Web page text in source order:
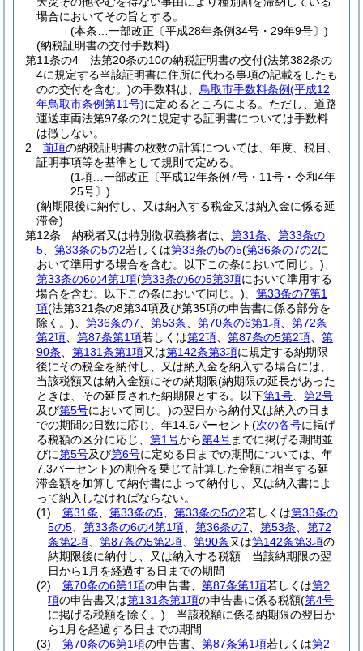
場合においてその旨とする。
(本条…一部改正〔平成28年条例34号・29年9号〕)
(納税証明書の交付手数料)
第11条の4
法第20条の10の納税証明書の交付(法第382条の
4に規定する当該証明書に住所に代わる事項の記載をしたも
のの交付を含む。)の手数料は、 鳥取市手数料条例(平成12
年鳥取市条例第11号)に定めるところによる。 ただし、道路
運送車両法第97条の2に規定する証明書については手数料
は徴しない。
2
前項の納税証明書の枚数の計算については、年度、税目、
証明事項等を基準として規則で定める。
(1項…一部改正〔平成12年条例7号・11号・令和4年
25号〕)
(納期限後に納付し、又は納入する税金又は納入金に係る延
滞金)
第12条
納税者又は特別徴収義務者は、 第31条
第33条の
5
第33条の5の2若しくは第33条の5の5(第36条の7の2に
おいて準用する場合を含む。以下この条において同じ。)
第33条の6の4第1項(第33条の6の5第3項において準用する
場合を含む。以下この条において同じ。)
第33条の7第1
項(法第321条の8第34項及び第35項の申告書に係る部分を
除く。)
第36条の7 第53条 第70条の6第1項
第72条
第2項
第87条第1項若しくは第2項 第87条の5第2項
第
90条
第131条第1項又は第142条第3項に規定する納期限
後にその税金を納付し、又は納入金を納入する場合には、
当該税額又は納入金額にその納期限(納期限の延長があった
ときは、その延長された納期限とする。以下第1号
第2号
及び第5号において同じ。)の翌日から納付又は納入の日ま
での期間の日数に応じ、年14.6パーセント(次の各号に掲げ
る税額の区分に応じ、 第1号から第4号までに掲げる期間並
びに第5号及び第6号に定める日までの期間については、年
7.3パーセント)の割合を乗じて計算した金額に相当する延
滞金額を加算して納付書によって納付し、又は納入書によ
って納入しなければならない。
(1)
第31条 第33条の5 第33条の5の2若しくは第33条の
5の5
第33条の6の4第1項 第36条の7 第53条
第72
条第2項
第87条の5第2項 第90条又は第142条第3項の
納期限後に納付し、又は納入する税額 当該納期限の翌
日から1月を経過する日までの期間
(2)
第70条の6第1項の申告書、 第87条第1項若しくは第2
項の申告書又は第131条第1項の申告書に係る税額(第4号
に掲げる税額を除く。) 当該税額に係る納期限の翌日か
ら1月を経過する日までの期間
(3)
第70条の6第1項の申告書、 第87条第1項若しくは第2